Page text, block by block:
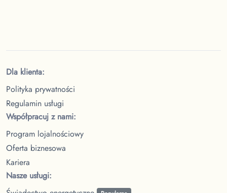
Dla klienta:
Polityka prywatności
Regulamin usługi
Współpracuj z nami:
Program lojalnościowy
Oferta biznesowa
Kariera
Nasze usługi: